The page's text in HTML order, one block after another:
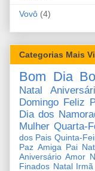
Vovô (4)
Categorias Mais
Bom Dia
Natal
Domingo Feliz
Dia dos
Mulher Quarta-
dos Pais Quinta-
Paz Amiga Pai
Aniversário Amor
Finados Natal Irmã